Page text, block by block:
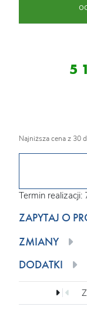
5
Najniższa cena z 30
Termin realizacji:
ZAPYTAJ O
ZMIANY
DODATKI